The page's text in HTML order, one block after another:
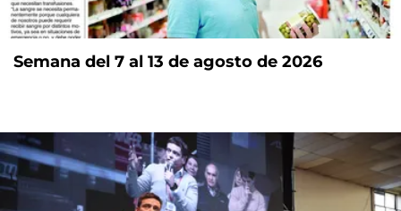
Semana del 7 al 13 de agosto de 2026